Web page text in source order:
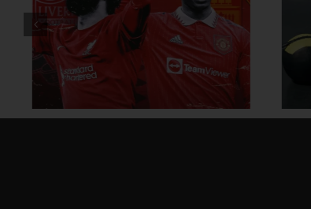
ထိထိရောက်ရောက် ဗိုက်ခေါက်
အဆီတွေ ချဖို့